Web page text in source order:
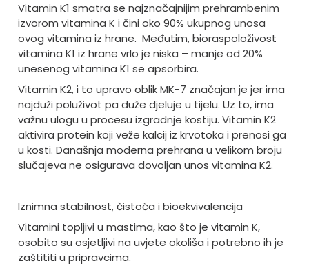
Vitamin K1 smatra se najznačajnijim prehrambenim
izvorom vitamina K i čini oko 90% ukupnog unosa
ovog vitamina iz hrane. Međutim, bioraspoloživost
vitamina K1 iz hrane vrlo je niska – manje od 20%
unesenog vitamina K1 se apsorbira.
Vitamin K2, i to upravo oblik MK-7 značajan je jer ima
najduži poluživot pa duže djeluje u tijelu. Uz to, ima
važnu ulogu u procesu izgradnje kostiju. Vitamin K2
aktivira protein koji veže kalcij iz krvotoka i prenosi ga
u kosti. Današnja moderna prehrana u velikom broju
slučajeva ne osigurava dovoljan unos vitamina K2.
Iznimna stabilnost, čistoća i bioekvivalencija
Vitamini topljivi u mastima, kao što je vitamin K,
osobito su osjetljivi na uvjete okoliša i potrebno ih je
zaštititi u pripravcima.